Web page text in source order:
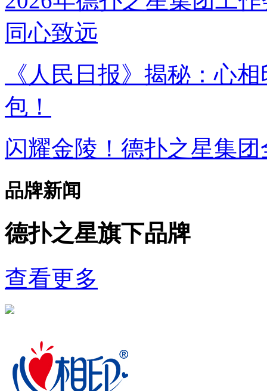
同心致远
《人民日报》揭秘：
包！
闪耀金陵！德扑之星
品牌新闻
德扑之星旗下品牌
查看更多